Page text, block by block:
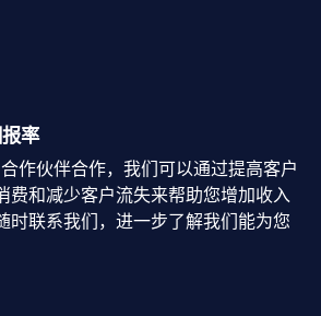
率
作伙伴合作，我们可以通过提高客户
费和减少客户流失来帮助您增加收入
时联系我们，进一步了解我们能为您